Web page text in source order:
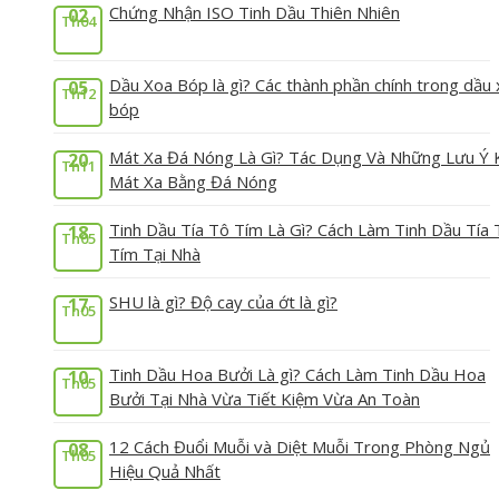
02
Th04 Chứng Nhận ISO Tinh Dầu Thiên Nhiên
05
Th12
Dầu Xoa Bóp là gì? Các thành phần chính trong dầu
bóp
20
Th11
Mát Xa Đá Nóng Là Gì? Tác Dụng Và Những Lưu Ý
Mát Xa Bằng Đá Nóng
18
Th05
Tinh Dầu Tía Tô Tím Là Gì? Cách Làm Tinh Dầu Tía
Tím Tại Nhà
17
Th05 SHU là gì? Độ cay của ớt là gì?
10
Th05
Tinh Dầu Hoa Bưởi Là gì? Cách Làm Tinh Dầu Hoa
Bưởi Tại Nhà Vừa Tiết Kiệm Vừa An Toàn
08
Th05
12 Cách Đuổi Muỗi và Diệt Muỗi Trong Phòng Ngủ
Hiệu Quả Nhất